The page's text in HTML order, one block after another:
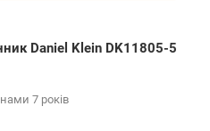
Daniel Klein DK11805-5
7 років